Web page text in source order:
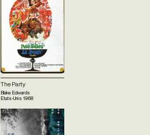
The Party
Blake Edwards
Etats-Unis 1968